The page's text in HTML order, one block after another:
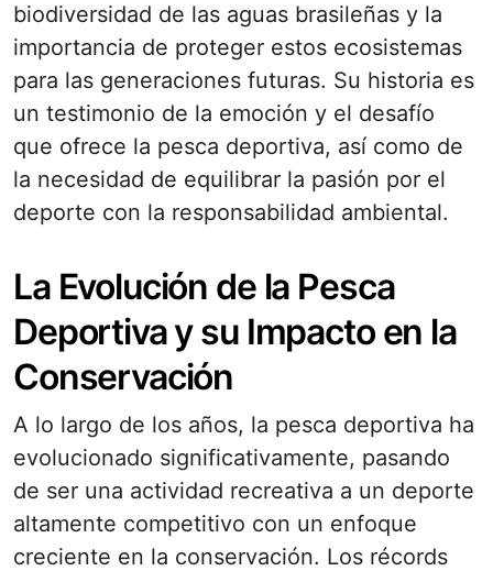
biodiversidad de las aguas brasileñas y la
importancia de proteger estos ecosistemas
para las generaciones futuras. Su historia es
un testimonio de la emoción y el desafío
que ofrece la pesca deportiva, así como de
la necesidad de equilibrar la pasión por el
deporte con la responsabilidad ambiental.
La Evolución de la Pesca
Deportiva y su Impacto en la
Conservación
A lo largo de los años, la pesca deportiva ha
evolucionado significativamente, pasando
de ser una actividad recreativa a un deporte
altamente competitivo con un enfoque
creciente en la conservación. Los récords